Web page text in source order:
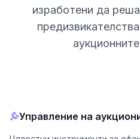
изработени да
Управление на